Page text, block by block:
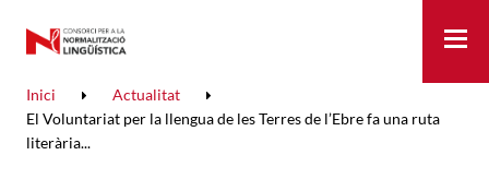
Inici
Actualitat
El Voluntariat per la llengua de les Terres de l’Ebre fa una ruta
literària...